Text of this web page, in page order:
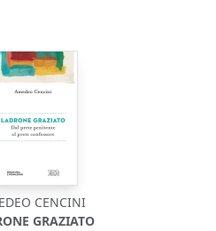
CENCINI
GRAZIATO